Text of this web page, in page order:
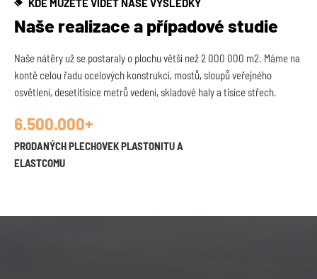
KDE MŮŽETE VIDĚT NAŠE VÝSLEDKY
Naše realizace a případové studie
Naše nátěry už se postaraly o plochu větší než 2 000 000 m2. Máme na
kontě celou řadu ocelových konstrukcí, mostů, sloupů veřejného
osvětlení, desetitisíce metrů vedení, skladové haly a tisíce střech.
6.500.000+
PRODANÝCH PLECHOVEK PLASTONITU A
ELASTCOMU